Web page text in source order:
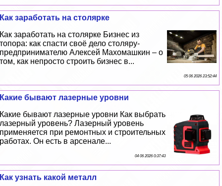
Как заработать на столярке
Как заработать на столярке Бизнес из
топора: как спасти своё дело столяру-
предпринимателю Алексей Махомашкин – о
том, как непросто строить бизнес в...
05 06 2026 23:52:44
Какие бывают лазерные уровни
Какие бывают лазерные уровни Как выбрать
лазерный уровень? Лазерный уровень
применяется при ремонтных и строительных
работах. Он есть в арсенале...
04 06 2026 0:37:43
Как узнать какой металл